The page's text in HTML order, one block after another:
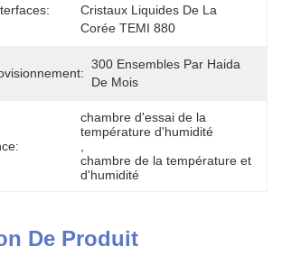
Cristaux Liquides De La
Corée TEMI 880
300 Ensembles Par Haida
De Mois
chambre d'essai de la
température d'humidité
chambre de la température et
d'humidité
De Produit